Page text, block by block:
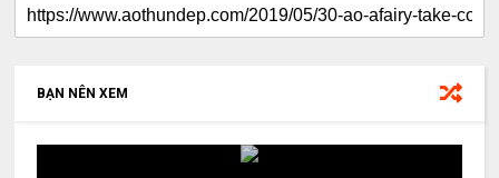
BẠN NÊN XEM